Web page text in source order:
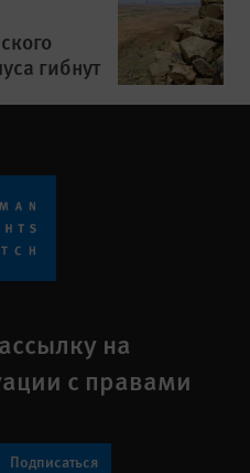
гибнут
на
с правами
Подписаться